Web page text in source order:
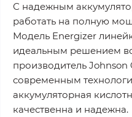
С надежным
работать на полную
Модель Energizer
идеальным решением
производитель Johnson
современным
аккумуляторная
качественна и надежна.